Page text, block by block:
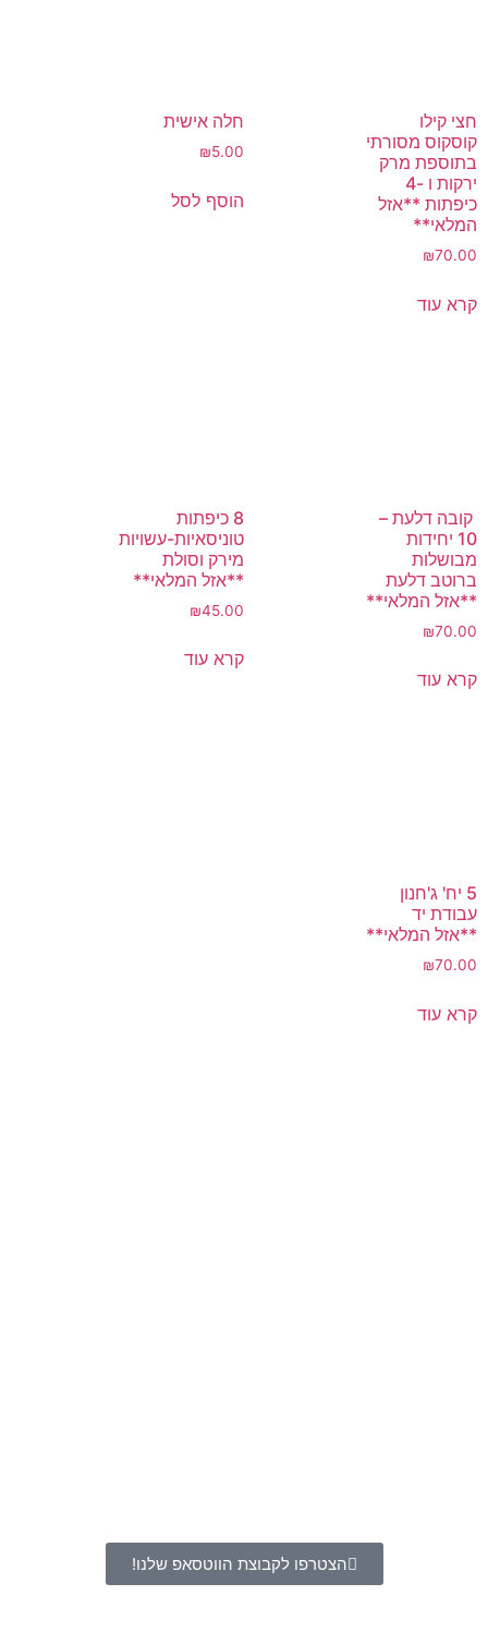
חצי קילו
קוסקוס מסורתי
בתוספת מרק
ירקות ו -4
כיפתות **אזל
המלאי**
₪70.00
קרא עוד
חלה אישית
₪5.00
הוסף לסל
קובה דלעת –
10 יחידות
מבושלות
ברוטב דלעת
**אזל המלאי**
₪70.00
קרא עוד
8 כיפתות
טוניסאיות-עשויות
מירק וסולת
**אזל המלאי**
₪45.00
קרא עוד
5 יח' ג'חנון
עבודת יד
**אזל המלאי**
₪70.00
קרא עוד
הצטרפו לקבוצת הווטסאפ שלנו!